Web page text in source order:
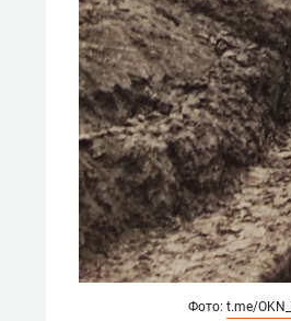
Фото: t.me/